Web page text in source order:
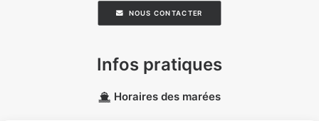
NOUS CONTACTER
Infos pratiques
Horaires des marées